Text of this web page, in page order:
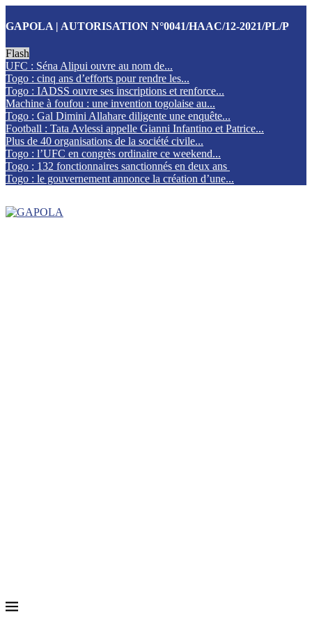
GAPOLA | AUTORISATION N°0041/HAAC/12-2021/PL/P
Flash
UFC : Séna Alipui ouvre au nom de...
Togo : cinq ans d’efforts pour rendre les...
Togo : IADSS ouvre ses inscriptions et renforce...
Machine à foufou : une invention togolaise au...
Togo : Gal Dimini Allahare diligente une enquête...
Football : Tata Avlessi appelle Gianni Infantino et Patrice...
Plus de 40 organisations de la société civile...
Togo : l’UFC en congrès ordinaire ce weekend...
Togo : 132 fonctionnaires sanctionnés en deux ans
Togo : le gouvernement annonce la création d’une...